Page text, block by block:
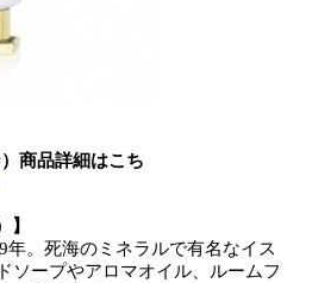
商品詳細はこち
】
年。死海のミネラルで有名なイス
ソープやアロマオイル、ルームフ